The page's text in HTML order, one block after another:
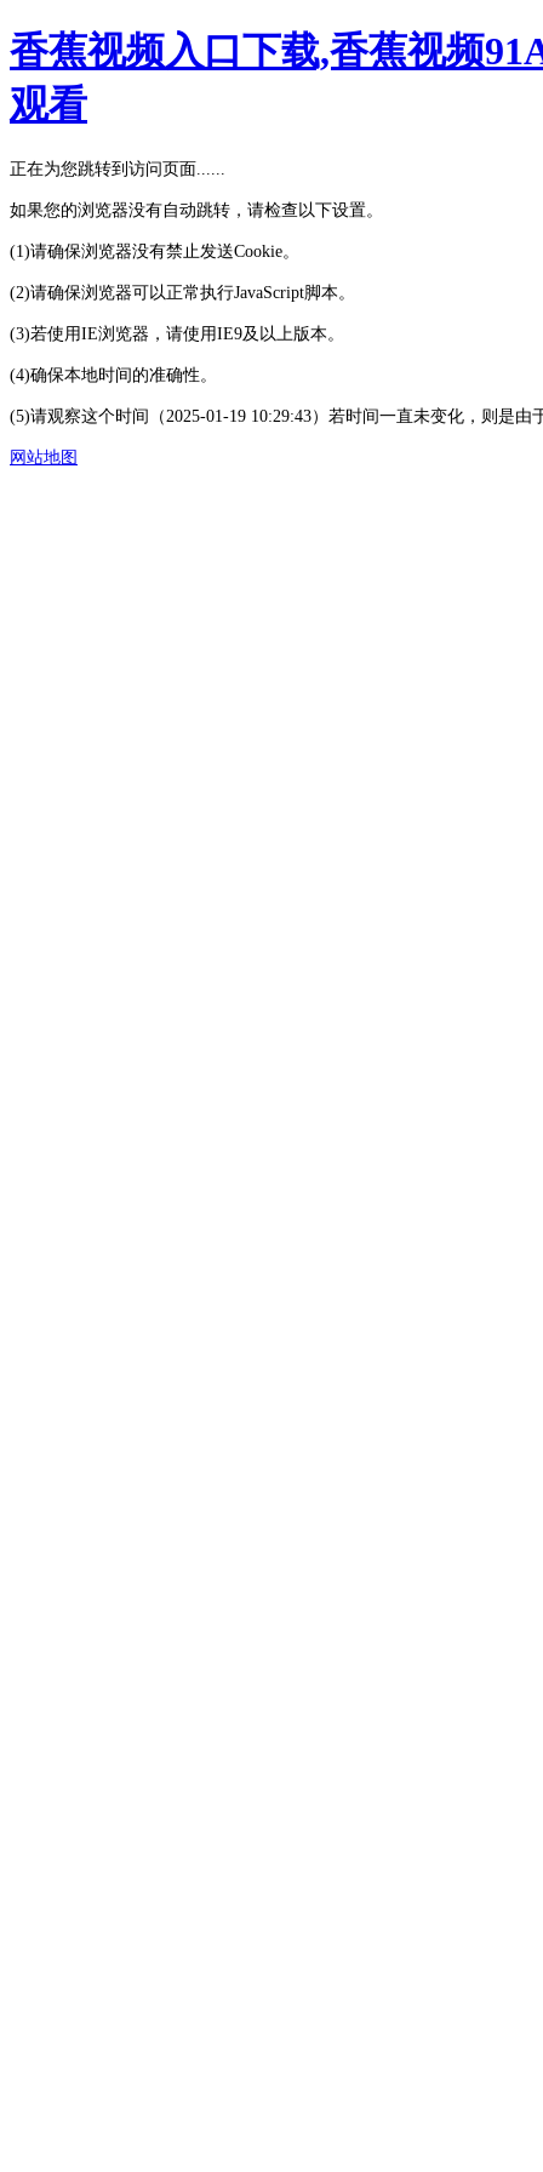
香蕉视频入口下载,香蕉视频
观看
正在为您跳转到访问页面......
如果您的浏览器没有自动跳转，请检查以下设置。
(1)请确保浏览器没有禁止发送Cookie。
(2)请确保浏览器可以正常执行JavaScript脚本。
(3)若使用IE浏览器，请使用IE9及以上版本。
(4)确保本地时间的准确性。
(5)请观察这个时间（2025-01-19 10:29:43）若时间一直未变化，则是
网站地图